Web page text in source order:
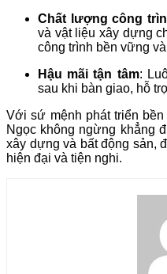
Chất lượng công
và vật liệu xây dựng
công trình bền vững
Hậu mãi tận tâm:
sau khi bàn giao, hỗ
Với sứ mệnh phát triển
Ngọc không ngừng khẳng
xây dựng và bất động sản,
hiện đại và tiện nghi.